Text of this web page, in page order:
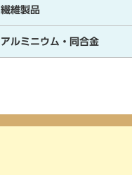
繊維製品
アルミニウム・同合金